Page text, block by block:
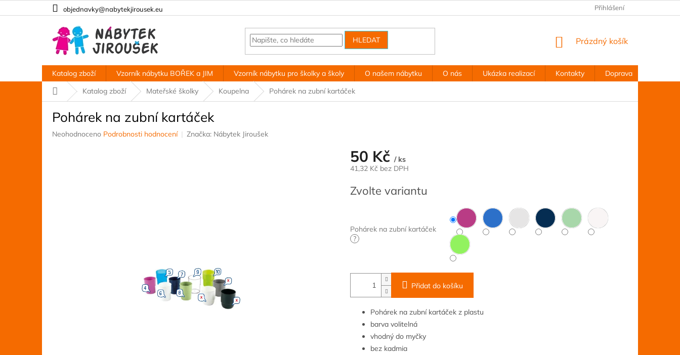
na
objednavky@nabytekjirousek.eu Přihlášení
HLEDAT
NÁKUPNÍ
Prázdný košík
Katalog zboží Vzorník nábytku BOŘEK a JIM Vzorník nábytku pro školky a školy O našem nábytku O nás Ukázka realizací Kontakty Doprava
Domů
Katalog zboží Mateřské školky Koupelna Pohárek na zubní kartáček
Pohárek na zubní kartáček
Průměrné
Neohodnoceno Podrobnosti hodnocení Značka: Nábytek Jiroušek
50 Kč / ks
41,32 Kč bez DPH
cena:
Zvolte variantu
Pohárek na zubní kartáček
?
Přidat do košíku
Pohárek na zubní kartáček z plastu
barva volitelná
vhodný do myčky
bez kadmia